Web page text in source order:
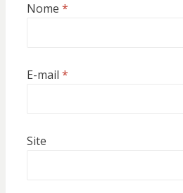
Nome *
E-mail *
Site